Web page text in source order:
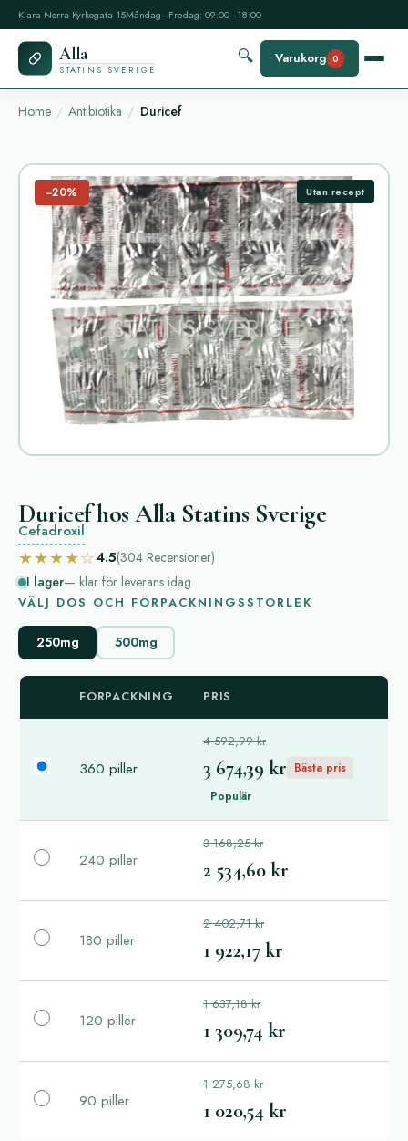
Klara Norra Kyrkogata 15Måndag–Fredag: 09:00–18:00
Alla
STATINS SVERIGE
🔍 Varukorg 0
Home Antibiotika Duricef
−20% Utan recept
Duricef hos Alla Statins Sverige
Cefadroxil
★★★★☆4.5(304 Recensioner)
I lager— klar för leverans idag
VÄLJ DOS OCH FÖRPACKNINGSSTORLEK
250mg 500mg
FÖRPACKNING PRIS
360 piller
4 592,99 kr
3 674,39 kr Bästa pris
Populär
240 piller
3 168,25 kr
2 534,60 kr
180 piller
2 402,71 kr
1 922,17 kr
120 piller
1 637,18 kr
1 309,74 kr
90 piller
1 275,68 kr
1 020,54 kr